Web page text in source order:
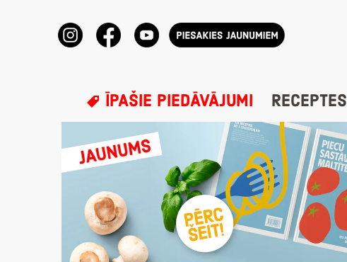
ĪPAŠIE PIEDĀVĀJUMI RECEPTES